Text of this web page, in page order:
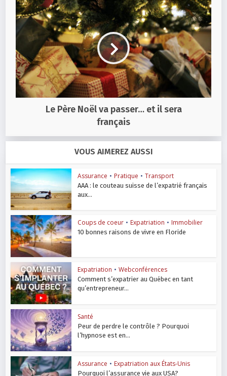
Le Père Noël va passer… et il sera
français
VOUS AIMEREZ AUSSI
Assurance • Pratique • Transport
AAA : le couteau suisse de l’expatrié français
aux...
Coups de coeur • Expatriation • Immobilier
10 bonnes raisons de vivre en Floride
Expatriation • Webconférences
Comment s’expatrier au Québec en tant
qu’entrepreneur...
Santé
Peur de perdre le contrôle ? Pourquoi
l’hypnose est en...
Assurance • Expatriation aux États-Unis
Pourquoi l’assurance vie aux USA?